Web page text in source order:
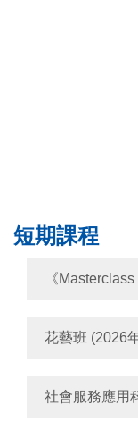
短期課程
《
花藝班 (2026
社會服務應用